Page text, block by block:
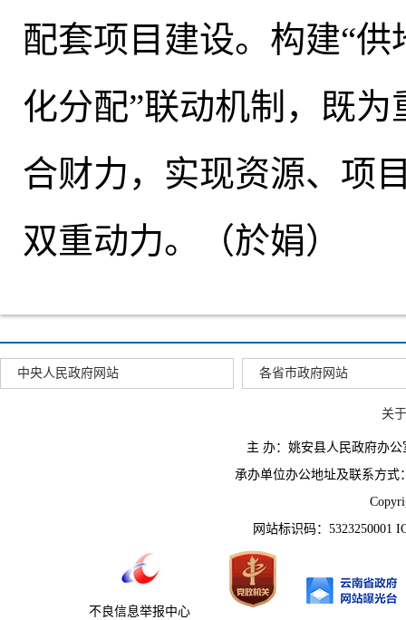
配套项目建设。 构建“供
化分配”联动机制，既
合财力，实现资源、项
双重动力。（於娟）
中央人民政府网站 各省市政府网站
关
主 办：姚安县人民政府办
承办单位办公地址及联系方式
网站标识码：5323250001
不良信息举报中心